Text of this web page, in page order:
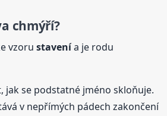
chmýří?
vzorustavenía je rodu
jak se podstatné jméno skloňuje.
v nepřímých pádech zakončení